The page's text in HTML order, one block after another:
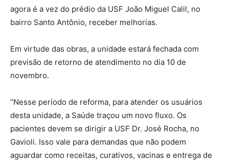
agora é a vez do prédio da USF João Miguel Calil, no
bairro Santo Antônio, receber melhorias.
Em virtude das obras, a unidade estará fechada com
previsão de retorno de atendimento no dia 10 de
novembro.
“Nesse período de reforma, para atender os usuários
desta unidade, a Saúde traçou um novo fluxo. Os
pacientes devem se dirigir a USF Dr. José Rocha, no
Gavioli. Isso vale para demandas que não podem
aguardar como receitas, curativos, vacinas e entrega de